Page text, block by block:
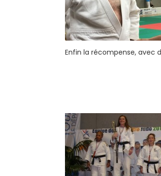
Enfin la récompense, avec